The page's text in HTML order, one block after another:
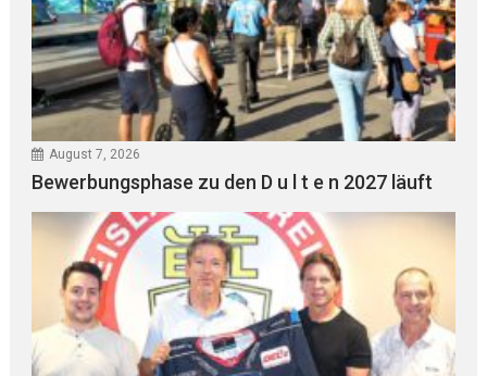
August 7, 2026
Bewerbungsphase zu den D u l t e n 2027 läuft